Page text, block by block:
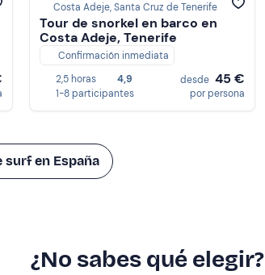
Costa Adeje, Santa Cruz de Tenerife
Tour de snorkel en barco en
Costa Adeje, Tenerife
Confirmación inmediata
2,5 horas
4,9
1-8 participantes
desde 45 €
por persona
surf en España
¿No sabes qué elegir?